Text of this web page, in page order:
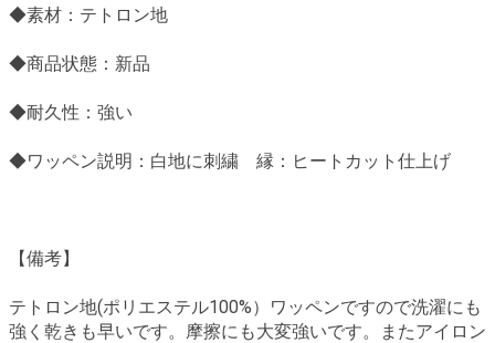
◆素材：テトロン地
◆商品状態：新品
◆耐久性：強い
◆ワッペン説明：白地に刺繍 縁：ヒートカット仕上げ
【備考】
テトロン地(ポリエステル100%）ワッペンですので洗濯にも
強く乾きも早いです。摩擦にも大変強いです。またアイロン